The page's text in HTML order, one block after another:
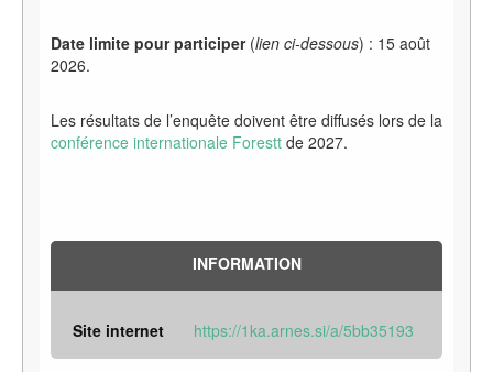
Date limite pour participer(lien ci-dessous) : 15 août
2026.
Les résultats de l’enquête doivent être diffusés lors de la
conférence internationale Forestt de 2027.
INFORMATION
Site internet https://1ka.arnes.si/a/5bb35193